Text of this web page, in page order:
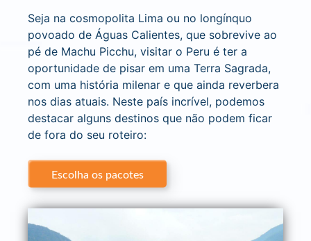
Seja na cosmopolita Lima ou no longínquo
povoado de Águas Calientes, que sobrevive ao
pé de Machu Picchu, visitar o Peru é ter a
oportunidade de pisar em uma Terra Sagrada,
com uma história milenar e que ainda reverbera
nos dias atuais. Neste país incrível, podemos
destacar alguns destinos que não podem ficar
de fora do seu roteiro:
Escolha os pacotes